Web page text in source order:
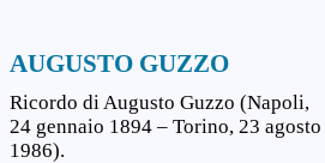
AUGUSTO GUZZO
Ricordo di Augusto Guzzo (Napoli,
24 gennaio 1894 – Torino, 23 agosto
1986).